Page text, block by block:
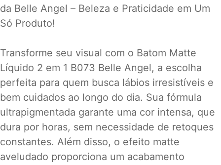
da Belle Angel – Beleza e Praticidade em Um
Só Produto!
Transforme seu visual com o Batom Matte
Líquido 2 em 1 B073 Belle Angel, a escolha
perfeita para quem busca lábios irresistíveis e
bem cuidados ao longo do dia. Sua fórmula
ultrapigmentada garante uma cor intensa, que
dura por horas, sem necessidade de retoques
constantes. Além disso, o efeito matte
aveludado proporciona um acabamento